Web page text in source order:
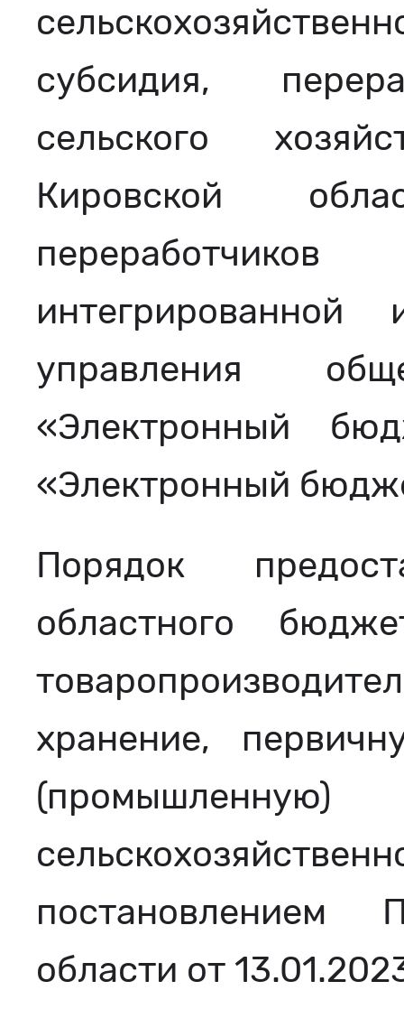
субсидия,
сельского
Кировской
интегрированной
управления
«Электронный
«Электронный
Порядок
областного
хранение,
постановлением
области от